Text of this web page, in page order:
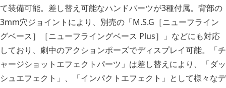
て装備可能。差し替え可能なハンドパーツが3種付属。背部の
3mm穴ジョイントにより、別売の「M.S.G［ニューフライン
グベース］［ニューフライングベース Plus］」などにも対応
しており、劇中のアクションポーズでディスプレイ可能。「チ
ャージショットエフェクトパーツ」は差し替えにより、「ダッ
シュエフェクト」、「インパクトエフェクト」として様々なデ